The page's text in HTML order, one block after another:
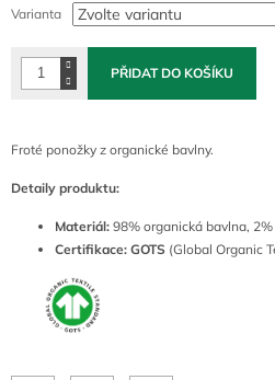
cena:
Varianta
PŘIDAT DO KOŠÍKU
Froté ponožky z organické bavlny.
Detaily produktu:
Materiál: 98% organická bavlna,
Certifikace: GOTS (Global Organic